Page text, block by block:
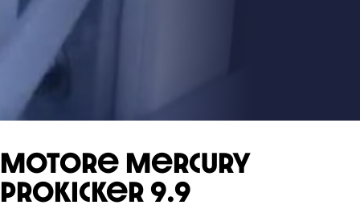
Motore Mercury
Prokicker 9.9